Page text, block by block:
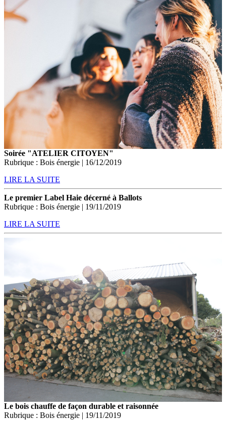
Soirée "ATELIER CITOYEN"
Rubrique : Bois énergie | 16/12/2019
LIRE LA SUITE
Le premier Label Haie décerné à Ballots
Rubrique : Bois énergie | 19/11/2019
LIRE LA SUITE
Le bois chauffe de façon durable et raisonnée
Rubrique : Bois énergie | 19/11/2019